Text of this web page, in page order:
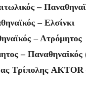
–
– Ελσίνκι
– Ατρόμητος
– Παναθηναϊκός
Τρίπολης AKTOR